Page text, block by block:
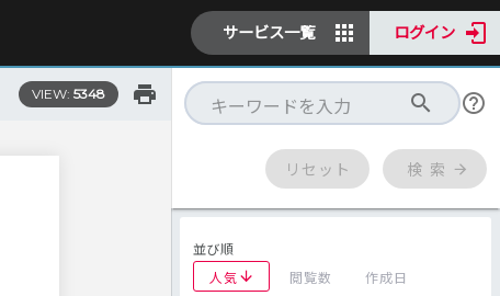
サービス一覧 ログイン
VIEW: 5348
リセット 検 索
並び順
人気
閲覧数 作成日